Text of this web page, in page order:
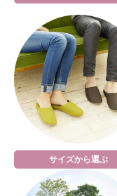
サイズから選ぶ